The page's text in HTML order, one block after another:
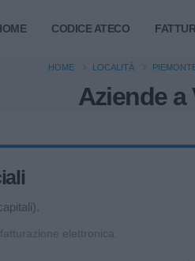
CODICE ATECO
Aziende a
HOME LOCALITÀ
elettronica.